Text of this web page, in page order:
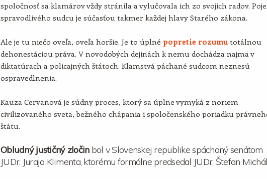
spoločnosť sa klamárov vždy stránila a vylučovala ich zo svojich radov.
spravodlivého sudcu je súčasťou takmer každej hlavy Starého zákona.
Ale je tu niečo oveľa, oveľa horšie. Je to úplné popretie rozumu totálnou
dehonestáciou práva. V novodobých dejinách k nemu dochádza najmä v
diktatúrach a policajných štátoch. Klamstvá páchané sudcom neznesú
ospravedlnenia.
Kauza Cervanová je súdny proces, ktorý sa úplne vymyká z noriem
civilizovaného sveta, bežného chápania i spoločenského poriadku
štátu.
Obludný justičný zločin bol v Slovenskej republike spáchaný senátom
JUDr. Juraja Klimenta, ktorému formálne predsedal JUDr. Štefan